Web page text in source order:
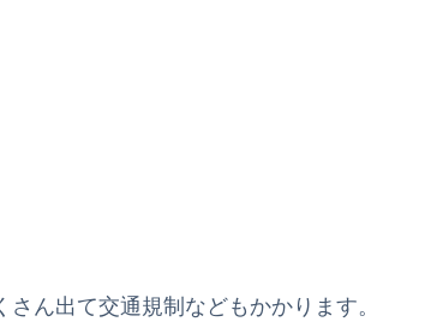
ん出て交通規制などもかかります。